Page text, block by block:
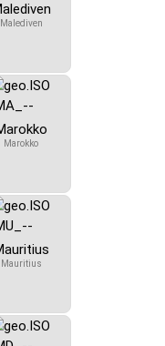
Malediven
Marokko
Mauritius